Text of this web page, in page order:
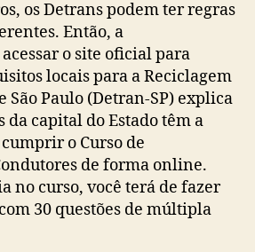
os Detrans podem ter regras
Então, a
o site oficial para
locais para a Reciclagem
São Paulo (Detran-SP) explica
da capital do Estado têm a
o Curso de
de forma online.
no curso, você terá de fazer
30 questões de múltipla